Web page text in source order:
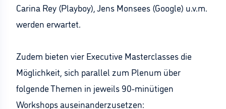
Carina Rey (Playboy), Jens Monsees (Google) u.v.m.
werden erwartet.
Zudem bieten vier Executive Masterclasses die
Möglichkeit, sich parallel zum Plenum über
folgende Themen in jeweils 90-minütigen
Workshops auseinanderzusetzen: